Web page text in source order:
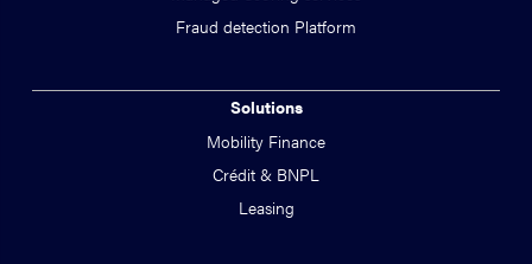
Fraud detection Platform
Solutions
Mobility Finance
Crédit & BNPL
Leasing